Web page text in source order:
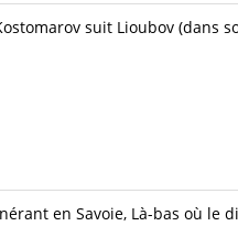
suit Lioubov (dans
en Savoie, Là-bas où le